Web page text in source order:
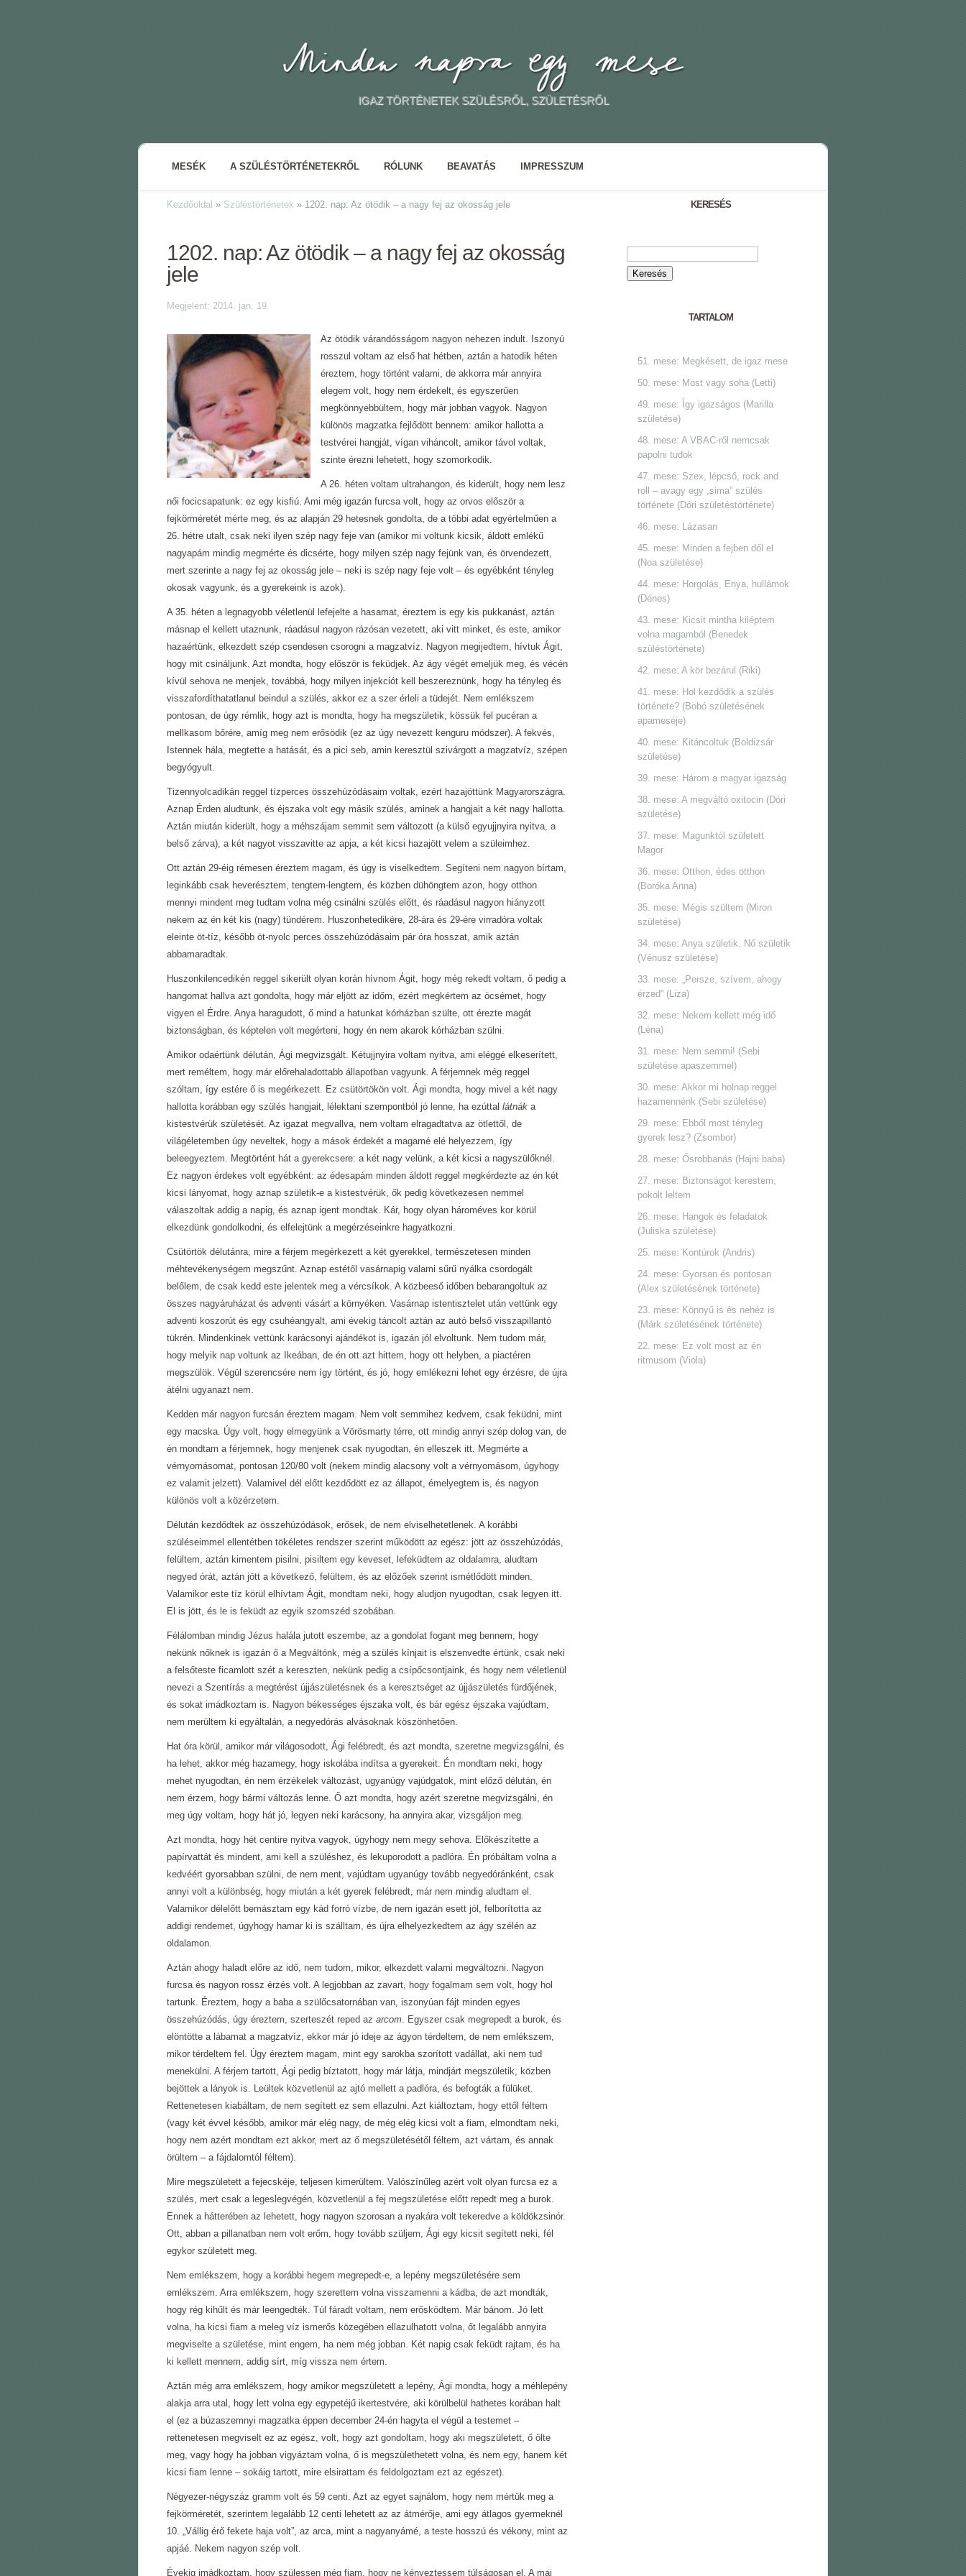
IGAZ TÖRTÉNETEK SZÜLÉSRŐL, SZÜLETÉSRŐL
MESÉK A SZÜLÉSTÖRTÉNETEKRŐL RÓLUNK BEAVATÁS IMPRESSZUM
Kezdőoldal » Szüléstörténetek » 1202. nap: Az ötödik – a nagy fej az okosság jele
1202. nap: Az ötödik – a nagy fej az okosság
jele
Megjelent: 2014. jan. 19.
Az ötödik várandósságom nagyon nehezen indult. Iszonyú
rosszul voltam az első hat hétben, aztán a hatodik héten
éreztem, hogy történt valami, de akkorra már annyira
elegem volt, hogy nem érdekelt, és egyszerűen
megkönnyebbültem, hogy már jobban vagyok. Nagyon
különös magzatka fejlődött bennem: amikor hallotta a
testvérei hangját, vígan viháncolt, amikor távol voltak,
szinte érezni lehetett, hogy szomorkodik.
A 26. héten voltam ultrahangon, és kiderült, hogy nem lesz
női focicsapatunk: ez egy kisfiú. Ami még igazán furcsa volt, hogy az orvos először a
fejkörméretét mérte meg, és az alapján 29 hetesnek gondolta, de a többi adat egyértelműen a
26. hétre utalt, csak neki ilyen szép nagy feje van (amikor mi voltunk kicsik, áldott emlékű
nagyapám mindig megmérte és dicsérte, hogy milyen szép nagy fejünk van, és örvendezett,
mert szerinte a nagy fej az okosság jele – neki is szép nagy feje volt – és egyébként tényleg
okosak vagyunk, és a gyerekeink is azok).
A 35. héten a legnagyobb véletlenül lefejelte a hasamat, éreztem is egy kis pukkanást, aztán
másnap el kellett utaznunk, ráadásul nagyon rázósan vezetett, aki vitt minket, és este, amikor
hazaértünk, elkezdett szép csendesen csorogni a magzatvíz. Nagyon megijedtem, hívtuk Ágit,
hogy mit csináljunk. Azt mondta, hogy először is feküdjek. Az ágy végét emeljük meg, és vécén
kívül sehova ne menjek, továbbá, hogy milyen injekciót kell beszereznünk, hogy ha tényleg és
visszafordíthatatlanul beindul a szülés, akkor ez a szer érleli a tüdejét. Nem emlékszem
pontosan, de úgy rémlik, hogy azt is mondta, hogy ha megszületik, kössük fel pucéran a
mellkasom bőrére, amíg meg nem erősödik (ez az úgy nevezett kenguru módszer). A fekvés,
Istennek hála, megtette a hatását, és a pici seb, amin keresztül szivárgott a magzatvíz, szépen
begyógyult.
Tizennyolcadikán reggel tízperces összehúzódásaim voltak, ezért hazajöttünk Magyarországra.
Aznap Érden aludtunk, és éjszaka volt egy másik szülés, aminek a hangjait a két nagy hallotta.
Aztán miután kiderült, hogy a méhszájam semmit sem változott (a külső egyujjnyira nyitva, a
belső zárva), a két nagyot visszavitte az apja, a két kicsi hazajött velem a szüleimhez.
Ott aztán 29-éig rémesen éreztem magam, és úgy is viselkedtem. Segíteni nem nagyon bírtam,
leginkább csak heverésztem, tengtem-lengtem, és közben dühöngtem azon, hogy otthon
mennyi mindent meg tudtam volna még csinálni szülés előtt, és ráadásul nagyon hiányzott
nekem az én két kis (nagy) tündérem. Huszonhetedikére, 28-ára és 29-ére virradóra voltak
eleinte öt-tíz, később öt-nyolc perces összehúzódásaim pár óra hosszat, amik aztán
abbamaradtak.
Huszonkilencedikén reggel sikerült olyan korán hívnom Ágit, hogy még rekedt voltam, ő pedig a
hangomat hallva azt gondolta, hogy már eljött az időm, ezért megkértem az öcsémet, hogy
vigyen el Érdre. Anya haragudott, ő mind a hatunkat kórházban szülte, ott érezte magát
biztonságban, és képtelen volt megérteni, hogy én nem akarok kórházban szülni.
Amikor odaértünk délután, Ági megvizsgált. Kétujjnyira voltam nyitva, ami eléggé elkeserített,
mert reméltem, hogy már előrehaladottabb állapotban vagyunk. A férjemnek még reggel
szóltam, így estére ő is megérkezett. Ez csütörtökön volt. Ági mondta, hogy mivel a két nagy
hallotta korábban egy szülés hangjait, lélektani szempontból jó lenne, ha ezúttal látnák a
kistestvérük születését. Az igazat megvallva, nem voltam elragadtatva az ötlettől, de
világéletemben úgy neveltek, hogy a mások érdekét a magamé elé helyezzem, így
beleegyeztem. Megtörtént hát a gyerekcsere: a két nagy velünk, a két kicsi a nagyszülőknél.
Ez nagyon érdekes volt egyébként: az édesapám minden áldott reggel megkérdezte az én két
kicsi lányomat, hogy aznap születik-e a kistestvérük, ők pedig következesen nemmel
válaszoltak addig a napig, és aznap igent mondtak. Kár, hogy olyan hároméves kor körül
elkezdünk gondolkodni, és elfelejtünk a megérzéseinkre hagyatkozni.
Csütörtök délutánra, mire a férjem megérkezett a két gyerekkel, természetesen minden
méhtevékenységem megszűnt. Aznap estétől vasárnapig valami sűrű nyálka csordogált
belőlem, de csak kedd este jelentek meg a vércsíkok. A közbeeső időben bebarangoltuk az
összes nagyáruházat és adventi vásárt a környéken. Vasárnap istentisztelet után vettünk egy
adventi koszorút és egy csuhéangyalt, ami évekig táncolt aztán az autó belső visszapillantó
tükrén. Mindenkinek vettünk karácsonyi ajándékot is, igazán jól elvoltunk. Nem tudom már,
hogy melyik nap voltunk az Ikeában, de én ott azt hittem, hogy ott helyben, a piactéren
megszülök. Végül szerencsére nem így történt, és jó, hogy emlékezni lehet egy érzésre, de újra
átélni ugyanazt nem.
Kedden már nagyon furcsán éreztem magam. Nem volt semmihez kedvem, csak feküdni, mint
egy macska. Úgy volt, hogy elmegyünk a Vörösmarty térre, ott mindig annyi szép dolog van, de
én mondtam a férjemnek, hogy menjenek csak nyugodtan, én elleszek itt. Megmérte a
vérnyomásomat, pontosan 120/80 volt (nekem mindig alacsony volt a vérnyomásom, úgyhogy
ez valamit jelzett). Valamivel dél előtt kezdődött ez az állapot, émelyegtem is, és nagyon
különös volt a közérzetem.
Délután kezdődtek az összehúzódások, erősek, de nem elviselhetetlenek. A korábbi
szüléseimmel ellentétben tökéletes rendszer szerint működött az egész: jött az összehúzódás,
felültem, aztán kimentem pisilni, pisiltem egy keveset, lefeküdtem az oldalamra, aludtam
negyed órát, aztán jött a következő, felültem, és az előzőek szerint ismétlődött minden.
Valamikor este tíz körül elhívtam Ágit, mondtam neki, hogy aludjon nyugodtan, csak legyen itt.
El is jött, és le is feküdt az egyik szomszéd szobában.
Félálomban mindig Jézus halála jutott eszembe, az a gondolat fogant meg bennem, hogy
nekünk nőknek is igazán ő a Megváltónk, még a szülés kínjait is elszenvedte értünk, csak neki
a felsőteste ficamlott szét a kereszten, nekünk pedig a csípőcsontjaink, és hogy nem véletlenül
nevezi a Szentírás a megtérést újjászületésnek és a keresztséget az újjászületés fürdőjének,
és sokat imádkoztam is. Nagyon békességes éjszaka volt, és bár egész éjszaka vajúdtam,
nem merültem ki egyáltalán, a negyedórás alvásoknak köszönhetően.
Hat óra körül, amikor már világosodott, Ági felébredt, és azt mondta, szeretne megvizsgálni, és
ha lehet, akkor még hazamegy, hogy iskolába indítsa a gyerekeit. Én mondtam neki, hogy
mehet nyugodtan, én nem érzékelek változást, ugyanúgy vajúdgatok, mint előző délután, én
nem érzem, hogy bármi változás lenne. Ő azt mondta, hogy azért szeretne megvizsgálni, én
meg úgy voltam, hogy hát jó, legyen neki karácsony, ha annyira akar, vizsgáljon meg.
Azt mondta, hogy hét centire nyitva vagyok, úgyhogy nem megy sehova. Előkészítette a
papírvattát és mindent, ami kell a szüléshez, és lekuporodott a padlóra. Én próbáltam volna a
kedvéért gyorsabban szülni, de nem ment, vajúdtam ugyanúgy tovább negyedóránként, csak
annyi volt a különbség, hogy miután a két gyerek felébredt, már nem mindig aludtam el.
Valamikor délelőtt bemásztam egy kád forró vízbe, de nem igazán esett jól, felborította az
addigi rendemet, úgyhogy hamar ki is szálltam, és újra elhelyezkedtem az ágy szélén az
oldalamon.
Aztán ahogy haladt előre az idő, nem tudom, mikor, elkezdett valami megváltozni. Nagyon
furcsa és nagyon rossz érzés volt. A legjobban az zavart, hogy fogalmam sem volt, hogy hol
tartunk. Éreztem, hogy a baba a szülőcsatornában van, iszonyúan fájt minden egyes
összehúzódás, úgy éreztem, szerteszét reped az arcom. Egyszer csak megrepedt a burok, és
elöntötte a lábamat a magzatvíz, ekkor már jó ideje az ágyon térdeltem, de nem emlékszem,
mikor térdeltem fel. Úgy éreztem magam, mint egy sarokba szorított vadállat, aki nem tud
menekülni. A férjem tartott, Ági pedig bíztatott, hogy már látja, mindjárt megszületik, közben
bejöttek a lányok is. Leültek közvetlenül az ajtó mellett a padlóra, és befogták a fülüket.
Rettenetesen kiabáltam, de nem segített ez sem ellazulni. Azt kiáltoztam, hogy ettől féltem
(vagy két évvel később, amikor már elég nagy, de még elég kicsi volt a fiam, elmondtam neki,
hogy nem azért mondtam ezt akkor, mert az ő megszületésétől féltem, azt vártam, és annak
örültem – a fájdalomtól féltem).
Mire megszületett a fejecskéje, teljesen kimerültem. Valószínűleg azért volt olyan furcsa ez a
szülés, mert csak a legeslegvégén, közvetlenül a fej megszületése előtt repedt meg a burok.
Ennek a hátterében az lehetett, hogy nagyon szorosan a nyakára volt tekeredve a köldökzsinór.
Ott, abban a pillanatban nem volt erőm, hogy tovább szüljem, Ági egy kicsit segített neki, fél
egykor született meg.
Nem emlékszem, hogy a korábbi hegem megrepedt-e, a lepény megszületésére sem
emlékszem. Arra emlékszem, hogy szerettem volna visszamenni a kádba, de azt mondták,
hogy rég kihűlt és már leengedték. Túl fáradt voltam, nem erősködtem. Már bánom. Jó lett
volna, ha kicsi fiam a meleg víz ismerős közegében ellazulhatott volna, őt legalább annyira
megviselte a születése, mint engem, ha nem még jobban. Két napig csak feküdt rajtam, és ha
ki kellett mennem, addig sírt, míg vissza nem értem.
Aztán még arra emlékszem, hogy amikor megszületett a lepény, Ági mondta, hogy a méhlepény
alakja arra utal, hogy lett volna egy egypetéjű ikertestvére, aki körülbelül hathetes korában halt
el (ez a búzaszemnyi magzatka éppen december 24-én hagyta el végül a testemet –
rettenetesen megviselt ez az egész, volt, hogy azt gondoltam, hogy aki megszületett, ő ölte
meg, vagy hogy ha jobban vigyáztam volna, ő is megszülethetett volna, és nem egy, hanem két
kicsi fiam lenne – sokáig tartott, mire elsirattam és feldolgoztam ezt az egészet).
Négyezer-négyszáz gramm volt és 59 centi. Azt az egyet sajnálom, hogy nem mértük meg a
fejkörméretét, szerintem legalább 12 centi lehetett az az átmérője, ami egy átlagos gyermeknél
10. „Vállig érő fekete haja volt”, az arca, mint a nagyanyámé, a teste hosszú és vékony, mint az
apjáé. Nekem nagyon szép volt.
Évekig imádkoztam, hogy szülessen még fiam, hogy ne kényeztessem túlságosan el. A mai
KERESÉS
TARTALOM
51. mese: Megkésett, de igaz mese
50. mese: Most vagy soha (Letti)
49. mese: Így igazságos (Marilla
születése)
48. mese: A VBAC-ről nemcsak
papolni tudok
47. mese: Szex, lépcső, rock and
roll ‒ avagy egy „sima” szülés
története (Dóri születéstörténete)
46. mese: Lázasan
45. mese: Minden a fejben dől el
(Noa születése)
44. mese: Horgolás, Enya, hullámok
(Dénes)
43. mese: Kicsit mintha kiléptem
volna magamból (Benedek
szüléstörténete)
42. mese: A kör bezárul (Riki)
41. mese: Hol kezdődik a szülés
története? (Bobó születésének
apameséje)
40. mese: Kitáncoltuk (Boldizsár
születése)
39. mese: Három a magyar igazság
38. mese: A megváltó oxitocin (Dóri
születése)
37. mese: Magunktól született
Magor
36. mese: Otthon, édes otthon
(Boróka Anna)
35. mese: Mégis szültem (Miron
születése)
34. mese: Anya születik. Nő születik
(Vénusz születése)
33. mese: „Persze, szívem, ahogy
érzed” (Liza)
32. mese: Nekem kellett még idő
(Léna)
31. mese: Nem semmi! (Sebi
születése apaszemmel)
30. mese: Akkor mi holnap reggel
hazamennénk (Sebi születése)
29. mese: Ebből most tényleg
gyerek lesz? (Zsombor)
28. mese: Ősrobbanás (Hajni baba)
27. mese: Biztonságot kerestem,
pokolt leltem
26. mese: Hangok és feladatok
(Juliska születése)
25. mese: Kontúrok (Andris)
24. mese: Gyorsan és pontosan
(Alex születésének története)
23. mese: Könnyű is és nehéz is
(Márk születésének története)
22. mese: Ez volt most az én
ritmusom (Viola)